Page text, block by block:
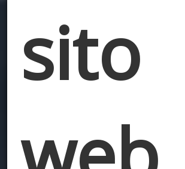
sito